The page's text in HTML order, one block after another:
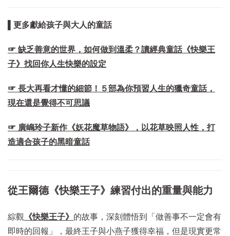
▌更多獻給孩子與大人的童話
☞ 缺乏善意的世界，如何做到溫柔？讀經典童話《快樂王
子》找回你人生快樂的設定
☞ 長大再看才懂的細節！５部為你預習人生的獵奇童話，
現在還是覺得不可思議
☞ 廣嶋玲子新作《妖花魔草物語》，以花草映照人性，打
造適合孩子的黑暗童話
從王爾德《快樂王子》練習付出的重量與能力
綜觀 《快樂王子》 的故事，深刻體悟到「做善事不一定會有
即時的回報」，最終王子與小燕子獲得幸福，但是現實更常